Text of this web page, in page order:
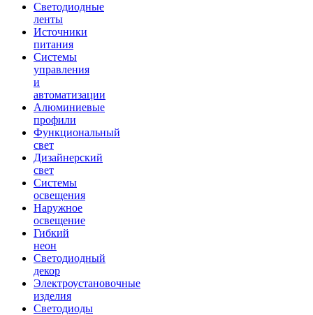
Светодиодные
ленты
Источники
питания
Системы
управления
и
автоматизации
Алюминиевые
профили
Функциональный
свет
Дизайнерский
свет
Системы
освещения
Наружное
освещение
Гибкий
неон
Светодиодный
декор
Электроустановочные
изделия
Светодиоды